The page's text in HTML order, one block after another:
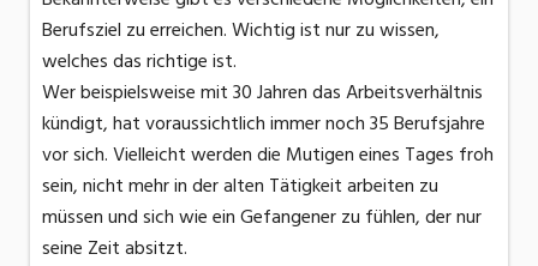
Berufsziel zu erreichen. Wichtig ist nur zu wissen,
welches das richtige ist.
Wer beispielsweise mit 30 Jahren das Arbeitsverhältnis
kündigt, hat voraussichtlich immer noch 35 Berufsjahre
vor sich. Vielleicht werden die Mutigen eines Tages froh
sein, nicht mehr in der alten Tätigkeit arbeiten zu
müssen und sich wie ein Gefangener zu fühlen, der nur
seine Zeit absitzt.